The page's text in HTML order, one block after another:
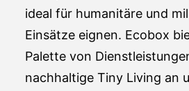
ideal für humanitäre und
Einsätze eignen. Ecobox
Palette von
nachhaltige Tiny Living an